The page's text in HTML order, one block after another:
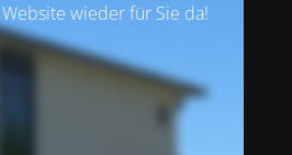
wieder für Sie da!